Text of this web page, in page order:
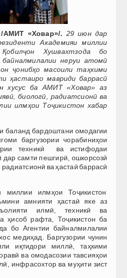
АМИТ «Ховар»/. 29 июн дар
Академияи миллии
Хушвахтзода бо
неруи атомӣ
ҷонибҳо масоили таҳкими
ҳастаиро мавриди баррасӣ
хусус ба АМИТ «Ховар» аз
биологӣ, радиатсионӣ ва
илмҳои Тоҷикистон хабар
баланд бардоштани омодагии
баргузории чорабиниҳои
техникӣ ва истифодаи
самти пешгирӣ, ошкорсозӣ
ва ҳастаӣ баррасӣ
миллии илмҳои Тоҷикистон
амнияти ҳастаӣ яке аз
илмӣ, техникӣ ва
ҳисоб рафта, Тоҷикистон ба
бо Агентии байналмилалии
медиҳад. Баргузории чунин
иқтидори миллӣ, таҳкими
ва омодасозии тавсияҳои
инфрасохтор ва муҳити зист